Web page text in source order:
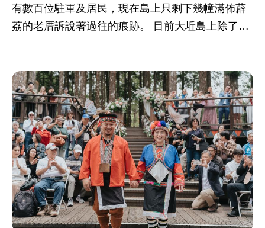
有數百位駐軍及居民，現在島上只剩下幾幢滿佈薜
荔的老厝訴說著過往的痕跡。 目前大坵島上除了原
的動植物生態及海蝕地形，在步道上除了可以看到
軍事設施場景及野放梅花鹿，還可以看到展望良好
的海岸地形。 大坵的東北側是欣賞大坵海岸地景的
最佳地點，可看到海蝕溝及海蝕洞等海蝕地形，在
東北端則可以看到小坵以及位於大、小坵之間的顯
礁，顯礁處的海水面較淺，早期可能為連接兩個島
嶼的地方，後因海水侵蝕而分離。大坵的西北側，
因花岡岩海岸的節理面不斷受到海岸的侵蝕，大部
分發育成海蝕溝及海蝕洞等地形景觀。 每年6-9月